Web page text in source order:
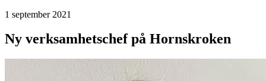
1 september 2021
Ny verksamhetschef på Hornskroken